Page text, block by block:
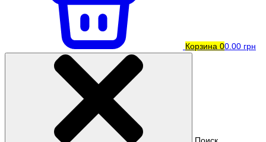
Корзина 00.00 грн